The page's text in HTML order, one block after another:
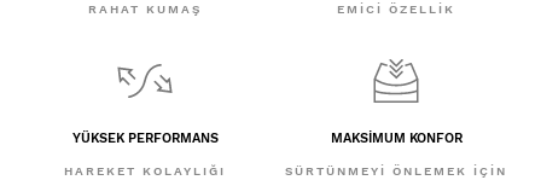
RAHAT KUMAŞ
EMICI ÖZELLIK
YÜKSEK PERFORMANS
HAREKET KOLAYLIĞI
MAKSIMUM KONFOR
SÜRTÜNMEYI ÖNLEMEK IÇIN